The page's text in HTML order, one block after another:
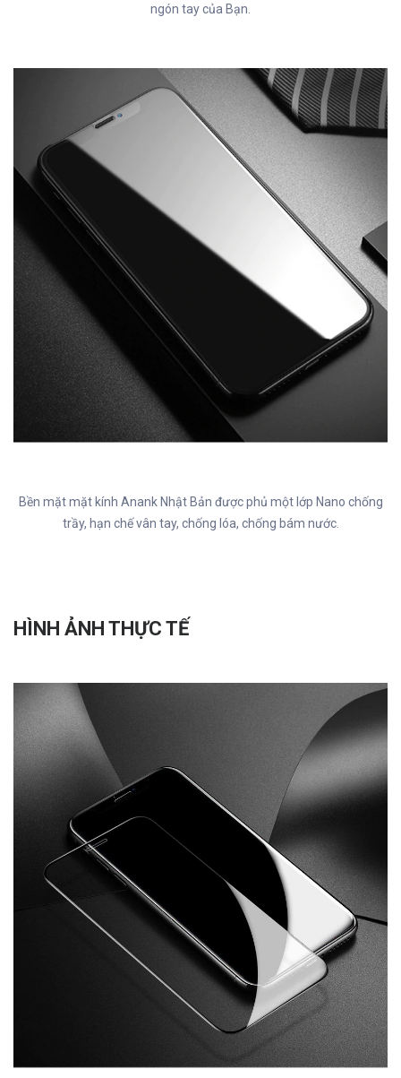
ngón tay của Bạn.
Bền mặt mặt kính Anank Nhật Bản được phủ một lớp Nano chống
trầy, hạn chế vân tay, chống lóa, chống bám nước.
HÌNH ẢNH THỰC TẾ